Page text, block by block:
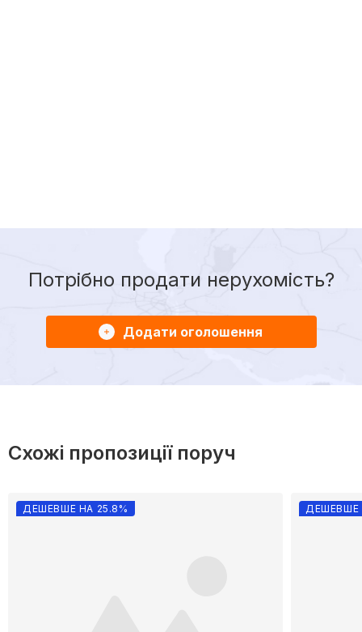
Потрібно продати нерухомість?
Додати оголошення
Схожі пропозиції поруч
ДЕШЕВШЕ НА 25.8% ДЕШЕВШЕ